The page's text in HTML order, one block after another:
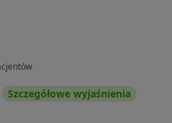
Szczegółowe wyjaśnienia